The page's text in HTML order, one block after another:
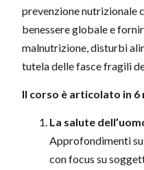
prevenzione nutrizionale
benessere globale e
malnutrizione, disturbi
tutela delle fasce fragili
Il corso è articolato in
La salute
Approfondimenti
con focus su